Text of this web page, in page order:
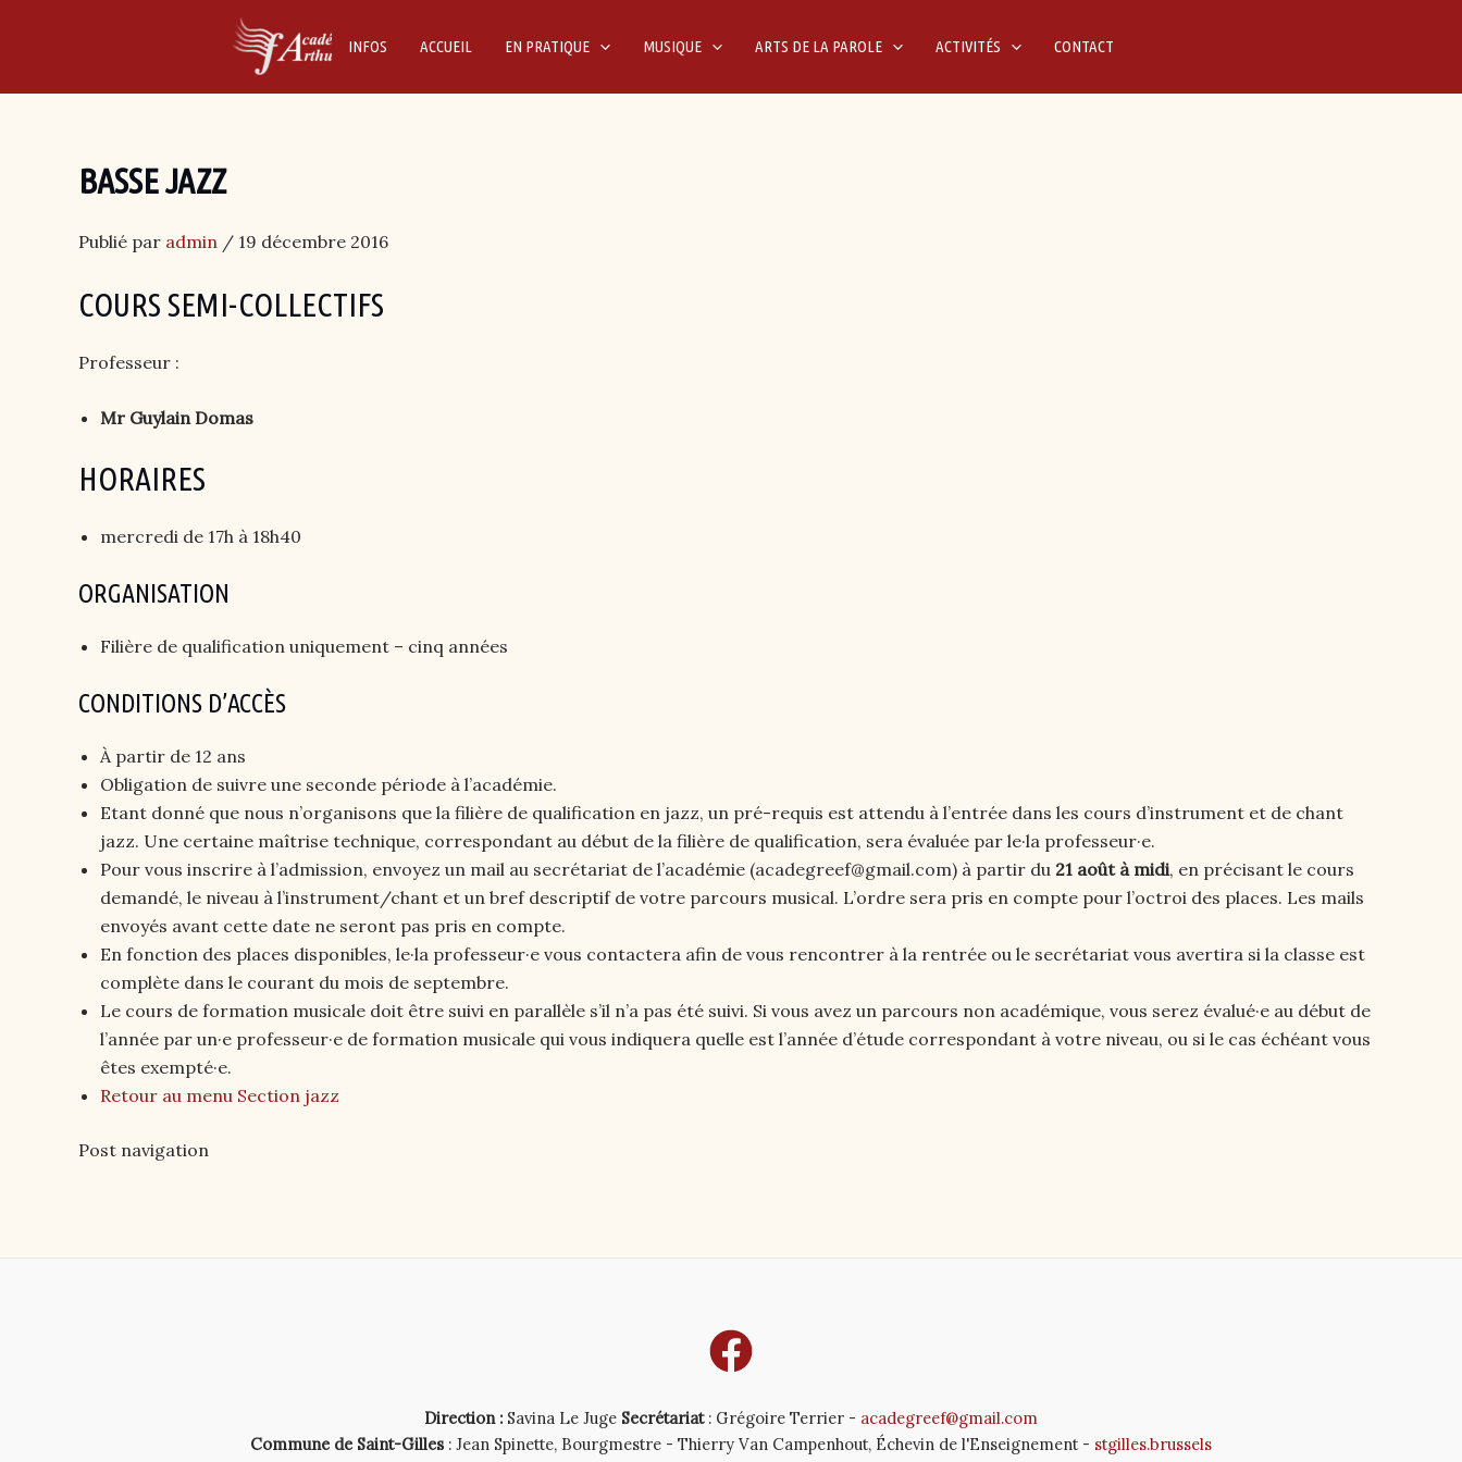
INFOS ACCUEIL EN PRATIQUE MUSIQUE ARTS DE LA PAROLE ACTIVITÉS CONTACT
BASSE JAZZ
Publié par admin / 19 décembre 2016
COURS SEMI-COLLECTIFS
Professeur :
Mr Guylain Domas
HORAIRES
mercredi de 17h à 18h40
ORGANISATION
Filière de qualification uniquement – cinq années
CONDITIONS D’ACCÈS
À partir de 12 ans
Obligation de suivre une seconde période à l’académie.
Etant donné que nous n’organisons que la filière de qualification en jazz, un pré-requis est attendu à l’entrée dans les cours d’instrument et de chant
jazz. Une certaine maîtrise technique, correspondant au début de la filière de qualification, sera évaluée par le·la professeur·e.
Pour vous inscrire à l’admission, envoyez un mail au secrétariat de l’académie (acadegreef@gmail.com) à partir du 21 août à midi, en précisant le cours
demandé, le niveau à l’instrument/chant et un bref descriptif de votre parcours musical. L’ordre sera pris en compte pour l’octroi des places. Les mails
envoyés avant cette date ne seront pas pris en compte.
En fonction des places disponibles, le·la professeur·e vous contactera afin de vous rencontrer à la rentrée ou le secrétariat vous avertira si la classe est
complète dans le courant du mois de septembre.
Le cours de formation musicale doit être suivi en parallèle s’il n’a pas été suivi. Si vous avez un parcours non académique, vous serez évalué·e au début de
l’année par un·e professeur·e de formation musicale qui vous indiquera quelle est l’année d’étude correspondant à votre niveau, ou si le cas échéant vous
êtes exempté·e.
Retour au menu Section jazz
Post navigation
Direction : Savina Le Juge Secrétariat: Grégoire Terrier - acadegreef@gmail.com
Commune de Saint-Gilles : Jean Spinette, Bourgmestre - Thierry Van Campenhout, Échevin de l'Enseignement - stgilles.brussels